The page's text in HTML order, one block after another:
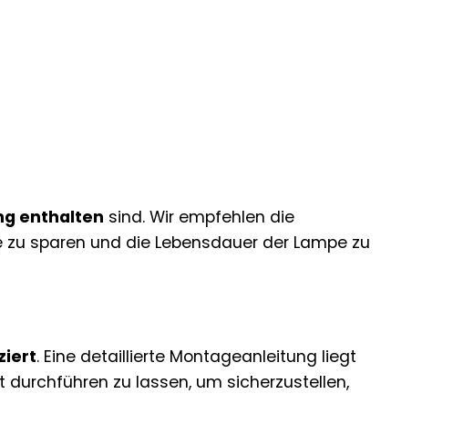
enthalten sind. Wir empfehlen die
sparen und die Lebensdauer der Lampe zu
. Eine detaillierte Montageanleitung liegt
durchführen zu lassen, um sicherzustellen,